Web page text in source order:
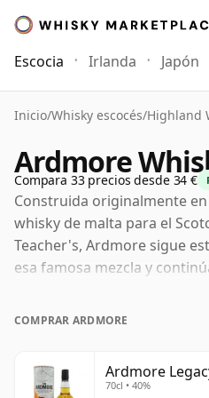
Escocia Irlanda Japón
Inicio/Whisky escocés/Highland
Ardmore
Compara 33 precios desde 34 €
Construida originalmente
whisky de malta para el
Teacher's, Ardmore sigue
esa famosa mezcla y
destilería fue fundada por la
ha ganado cada vez más
COMPRAR ARDMORE
Ardmore
70cl • 40%